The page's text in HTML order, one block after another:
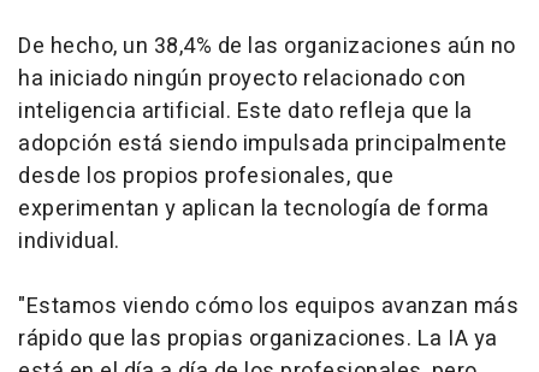
De hecho, un 38,4% de las organizaciones aún no
ha iniciado ningún proyecto relacionado con
inteligencia artificial. Este dato refleja que la
adopción está siendo impulsada principalmente
desde los propios profesionales, que
experimentan y aplican la tecnología de forma
individual.
"Estamos viendo cómo los equipos avanzan más
rápido que las propias organizaciones. La IA ya